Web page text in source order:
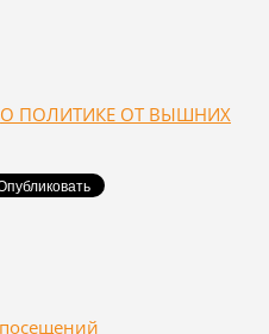
О ПОЛИТИКЕ ОТ ВЫШНИХ